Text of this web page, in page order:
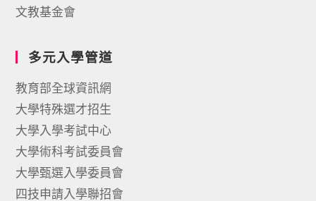
文教基金會
多元入學管道
教育部全球資訊網
大學特殊選才招生
大學入學考試中心
大學術科考試委員會
大學甄選入學委員會
四技申請入學聯招會